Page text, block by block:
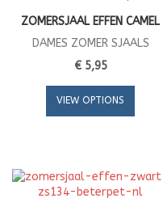
ZOMERSJAAL EFFEN CAMEL
DAMES ZOMER SJAALS
€ 5,95
VIEW OPTIONS